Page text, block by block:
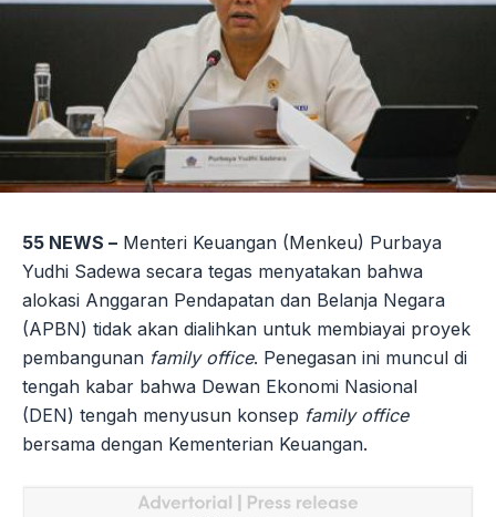
55 NEWS – Menteri Keuangan (Menkeu) Purbaya
Yudhi Sadewa secara tegas menyatakan bahwa
alokasi Anggaran Pendapatan dan Belanja Negara
(APBN) tidak akan dialihkan untuk membiayai proyek
pembangunan family office. Penegasan ini muncul di
tengah kabar bahwa Dewan Ekonomi Nasional
(DEN) tengah menyusun konsep family office
bersama dengan Kementerian Keuangan.